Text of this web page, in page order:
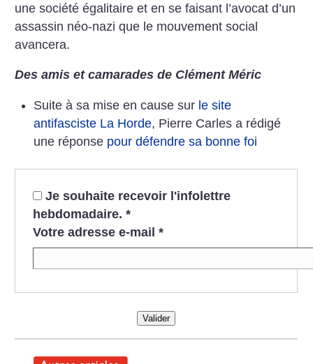
une société égalitaire et en se faisant l’avocat d’un
assassin néo-nazi que le mouvement social
avancera.
Des amis et camarades de Clément Méric
Suite à sa mise en cause sur le site
antifasciste La Horde, Pierre Carles a rédigé
une réponse pour défendre sa bonne foi
Je souhaite recevoir l'infolettre
hebdomadaire. *
Votre adresse e-mail *
Valider